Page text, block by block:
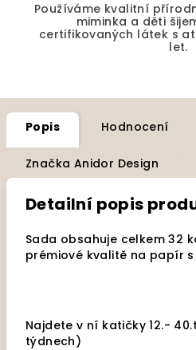
Používáme kvalitní
miminka a děti
certifikovaných látek s
let.
Popis Hodnocení
Značka Anidor Design
Detailní popis
Sada obsahuje celkem 32
prémiové kvalitě na papír
Najdete v ní katičky 12.-
týdnech)